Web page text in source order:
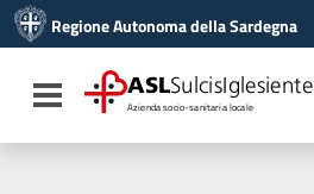
Vai al menu di navigazione
Vai al footer
Regione Autonoma della Sardegna
Toggle navigation
ASLSulcisIglesiente
Azienda socio-sanitaria locale